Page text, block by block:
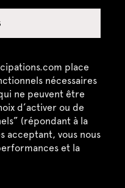
place
nécessaires
ne peuvent être
d’activer ou de
(répondant à la
acceptant, vous nous
et la